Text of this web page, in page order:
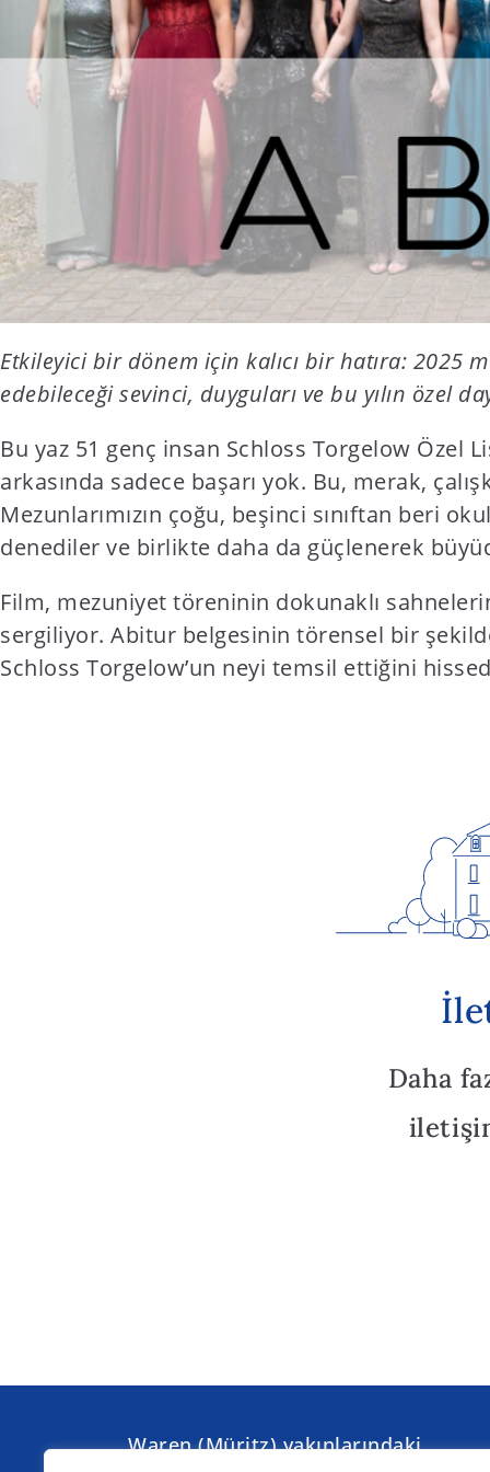
Etkileyici bir dönem için kalıcı bir hatıra: 2025
edebileceği sevinci, duyguları ve bu yılın özel
Bu yaz 51 genç insan Schloss Torgelow Özel
arkasında sadece başarı yok. Bu, merak,
Mezunlarımızın çoğu, beşinci sınıftan beri
denediler ve birlikte daha da güçlenerek
Film, mezuniyet töreninin dokunaklı
sergiliyor. Abitur belgesinin törensel bir
Schloss Torgelow’un neyi temsil ettiğini
Daha
Waren (Müritz) yakınlarındaki